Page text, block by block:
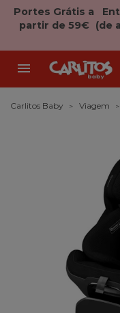
Portes Grátis a
partir de 59€
(de

Carlitos Baby Viagem